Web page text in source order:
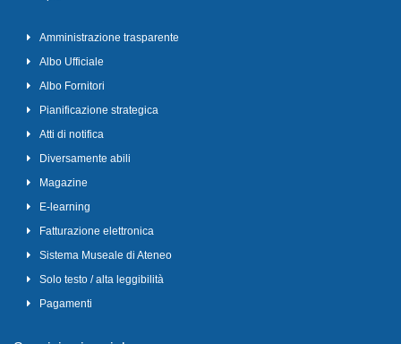
Amministrazione trasparente
Albo Ufficiale
Albo Fornitori
Pianificazione strategica
Atti di notifica
Diversamente abili
Magazine
E-learning
Fatturazione elettronica
Sistema Museale di Ateneo
Solo testo / alta leggibilità
Pagamenti